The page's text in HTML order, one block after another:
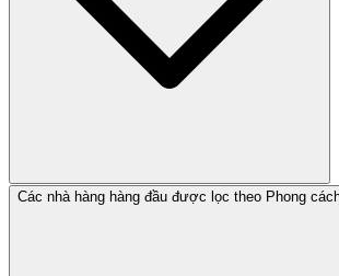
Các nhà hàng hàng đầu được lọc theo Phong